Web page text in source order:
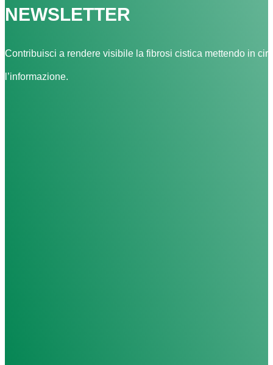
NEWSLETTER
Contribuisci a rendere visibile la fibrosi cistica mettendo in
l’informazione.